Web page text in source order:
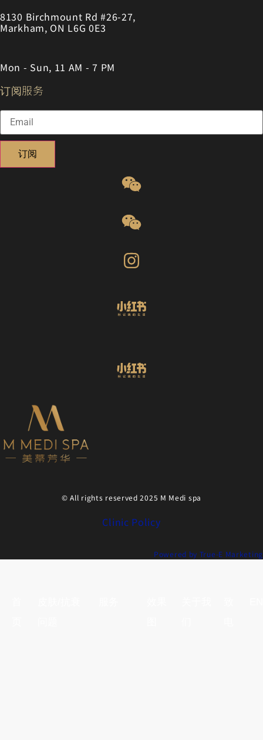
8130 Birchmount Rd #26-27,
Markham, ON L6G 0E3
Mon - Sun, 11 AM - 7 PM
订阅服务
订阅
© All rights reserved 2025 M Medi spa
Clinic Policy
Powered by True-E Marketing